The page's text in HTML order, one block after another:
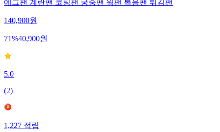
에그팬 계란팬 코팅팬 궁중팬 웍팬 볶음팬 튀김팬
140,900원
71%40,900원
5.0
(2)
1,227적립